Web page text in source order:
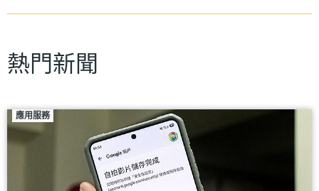
熱門新聞
應用服務